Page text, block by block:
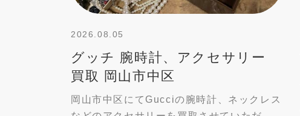
2026.08.05
グッチ 腕時計、アクセサリー
買取 岡山市中区
岡山市中区にてGucciの腕時計、ネックレス